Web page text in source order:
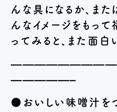
んな具になるか、ま
んなイメージをもっ
ってみると、また面白
—————–
●おいしい味噌汁を